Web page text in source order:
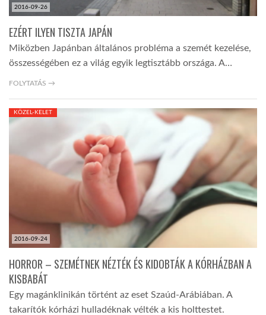
A NAP SZÉPE
LINKTR.EE
LATIMO.HU
2016-09-26
EZÉRT ILYEN TISZTA JAPÁN
Miközben Japánban általános probléma a szemét kezelése,
összességében ez a világ egyik legtisztább országa. A…
FOLYTATÁS →
2016-09-24
KÖZEL-KELET
HORROR – SZEMÉTNEK NÉZTÉK ÉS KIDOBTÁK A KÓRHÁZBAN A
KISBABÁT
Egy magánklinikán történt az eset Szaúd-Arábiában. A
takarítók kórházi hulladéknak vélték a kis holttestet.